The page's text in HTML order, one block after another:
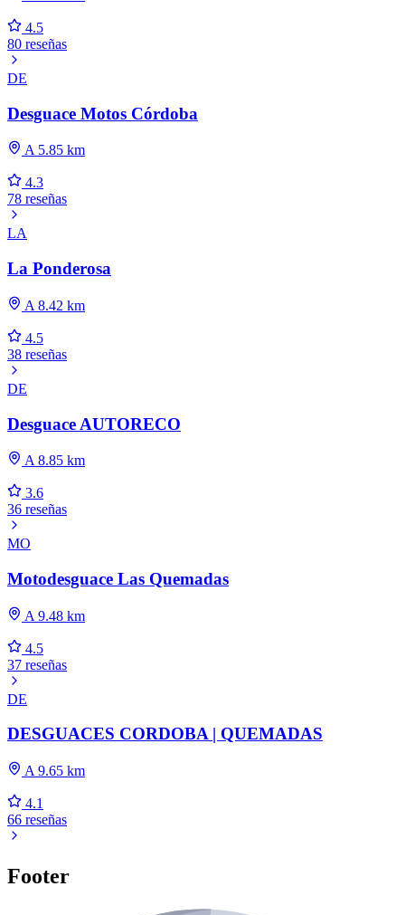
4.5
80 reseñas
DE
Desguace Motos Córdoba
A 5.85 km
4.3
78 reseñas
LA
La Ponderosa
A 8.42 km
4.5
38 reseñas
DE
Desguace AUTORECO
A 8.85 km
3.6
36 reseñas
MO
Motodesguace Las Quemadas
A 9.48 km
4.5
37 reseñas
DE
DESGUACES CORDOBA | QUEMADAS
A 9.65 km
4.1
66 reseñas
Footer